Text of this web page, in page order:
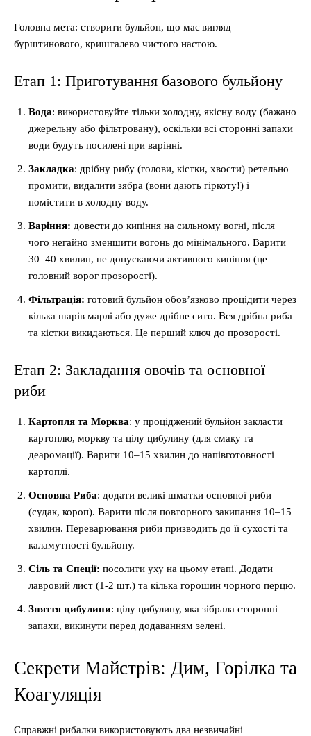
Головна мета: створити бульйон, що має вигляд
бурштинового, кришталево чистого настою.
Етап 1: Приготування базового бульйону
Вода: використовуйте тільки холодну, якісну воду (бажано
джерельну або фільтровану), оскільки всі сторонні запахи
води будуть посилені при варінні.
Закладка: дрібну рибу (голови, кістки, хвости) ретельно
промити, видалити зябра (вони дають гіркоту!) і
помістити в холодну воду.
Варіння: довести до кипіння на сильному вогні, після
чого негайно зменшити вогонь до мінімального. Варити
30–40 хвилин, не допускаючи активного кипіння (це
головний ворог прозорості).
Фільтрація: готовий бульйон обов’язково процідити через
кілька шарів марлі або дуже дрібне сито. Вся дрібна риба
та кістки викидаються. Це перший ключ до прозорості.
Етап 2: Закладання овочів та основної
риби
Картопля та Морква: у проціджений бульйон закласти
картоплю, моркву та цілу цибулину (для смаку та
деаромації). Варити 10–15 хвилин до напівготовності
картоплі.
Основна Риба: додати великі шматки основної риби
(судак, короп). Варити після повторного закипання 10–15
хвилин. Переварювання риби призводить до її сухості та
каламутності бульйону.
Сіль та Спеції: посолити уху на цьому етапі. Додати
лавровий лист (1-2 шт.) та кілька горошин чорного перцю.
Зняття цибулини: цілу цибулину, яка зібрала сторонні
запахи, викинути перед додаванням зелені.
Секрети Майстрів: Дим, Горілка та
Коагуляція
Справжні рибалки використовують два незвичайні